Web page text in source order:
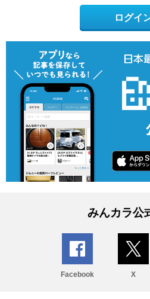
ログイ
みんカラ公
Facebook X